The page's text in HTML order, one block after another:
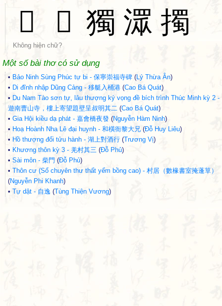
𦏕 𢢗 獨 潀 擉
Không hiện chữ?
Một số bài thơ có sử dụng
• Bảo Ninh Sùng Phúc tự bi - 保寧崇福寺碑 (Lý Thừa Ân)
• Di đĩnh nhập Dũng Cảng - 移艇入桶港 (Cao Bá Quát)
• Du Nam Tào sơn tự, lâu thượng ký vọng đề bích trình Thúc Minh kỳ 2 -
遊南曹山寺，樓上寄望題壁呈叔明其二 (Cao Bá Quát)
• Gia Hội kiều dạ phát - 嘉會橋夜發 (Nguyễn Hàm Ninh)
• Hoạ Hoành Nha Lê đại huynh - 和橫衙黎大兄 (Đỗ Huy Liêu)
• Hồ thượng đối tửu hành - 湖上對酒行 (Trương Vị)
• Khương thôn kỳ 3 - 羌村其三 (Đỗ Phủ)
• Sài môn - 柴門 (Đỗ Phủ)
• Thôn cư (Sổ chuyên thư thất yểm bồng cao) - 村居（數椽書室掩蓬筸）
(Nguyễn Phi Khanh)
• Tự dật - 自逸 (Tùng Thiện Vương)